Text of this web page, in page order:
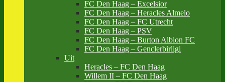
FC Den Haag – Excelsior
FC Den Haag – Heracles Almelo
FC Den Haag – FC Utrecht
FC Den Haag – PSV
FC Den Haag – Burton Albion FC
FC Den Haag – Genclerbirligi
Uit
Heracles – FC Den Haag
Willem II – FC Den Haag